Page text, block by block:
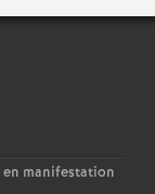
en manifestation